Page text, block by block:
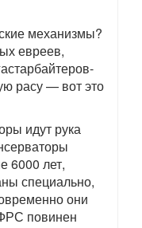
механизмы?
евреев,
расу — вот это
идут рука
6000 лет,
специально,
они
повинен